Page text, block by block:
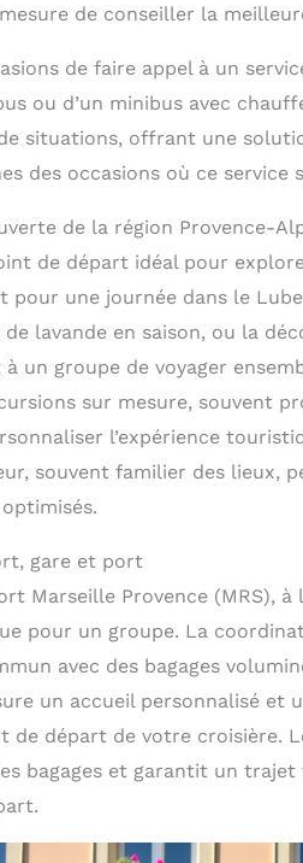
de conseiller la
de faire appel à un
ou d’un minibus avec
situations, offrant une
des occasions où ce
de la région Provence-
de départ idéal pour
pour une journée dans le
lavande en saison, ou la
un groupe de voyager
sur mesure, souvent
l’expérience
souvent familier des lieux,
gare et port
Marseille Provence
pour un groupe. La
avec des bagages
un accueil personnalisé
de départ de votre croisière.
bagages et garantit un